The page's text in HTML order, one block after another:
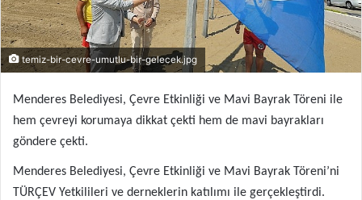
temiz-bir-cevre-umutlu-bir-gelecek.jpg
Menderes Belediyesi, Çevre Etkinliği ve Mavi Bayrak Töreni ile
hem çevreyi korumaya dikkat çekti hem de mavi bayrakları
göndere çekti.
Menderes Belediyesi, Çevre Etkinliği ve Mavi Bayrak Töreni’ni
TÜRÇEV Yetkilileri ve derneklerin katılımı ile gerçekleştirdi.